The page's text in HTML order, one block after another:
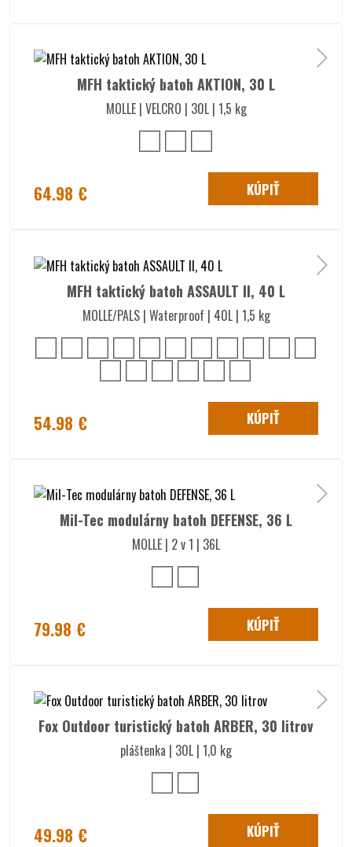
MFH taktický batoh AKTION, 30 L
MOLLE | VELCRO | 30L | 1,5 kg
64.98 € KÚPIŤ
MFH taktický batoh ASSAULT II, 40 L
MOLLE/PALS | Waterproof | 40L | 1,5 kg
54.98 € KÚPIŤ
Mil-Tec modulárny batoh DEFENSE, 36 L
MOLLE | 2 v 1 | 36L
79.98 € KÚPIŤ
Fox Outdoor turistický batoh ARBER, 30 litrov
pláštenka | 30L | 1,0 kg
49.98 € KÚPIŤ